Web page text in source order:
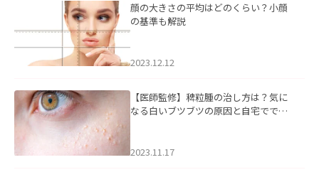
顔の大きさの平均はどのくらい？小顔
の基準も解説
2023.12.12
【医師監修】稗粒腫の治し方は？気に
なる白いブツブツの原因と自宅ででき
2023.11.17